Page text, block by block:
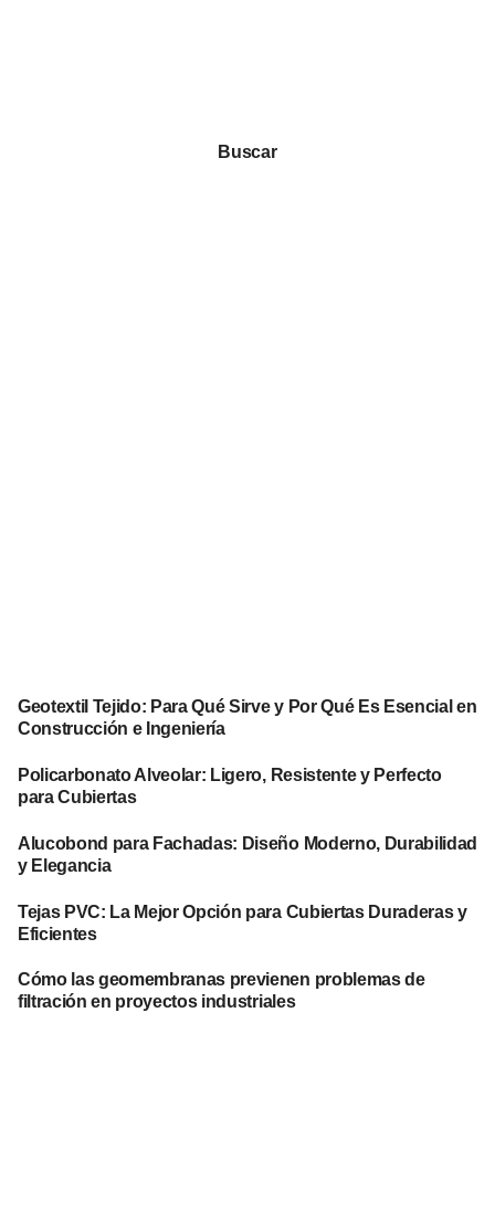
Buscar
Geotextil Tejido: Para Qué Sirve y Por Qué Es Esencial en
Construcción e Ingeniería
Policarbonato Alveolar: Ligero, Resistente y Perfecto
para Cubiertas
Alucobond para Fachadas: Diseño Moderno, Durabilidad
y Elegancia
Tejas PVC: La Mejor Opción para Cubiertas Duraderas y
Eficientes
Cómo las geomembranas previenen problemas de
filtración en proyectos industriales